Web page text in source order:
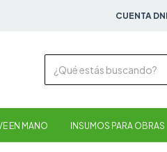
CUENTA
EN MANO INSUMOS PARA OBRAS